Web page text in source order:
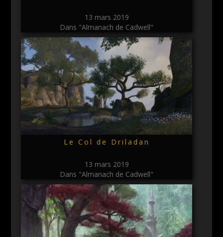
13 mars 2019
Dans "Almanach de Cadwell"
Le Col de Driladan
13 mars 2019
Dans "Almanach de Cadwell"